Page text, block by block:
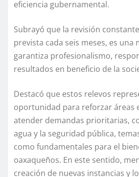
eficiencia gubernamental.
Subrayó que la revisión
prevista cada seis meses, es una
garantiza profesionalismo,
resultados en beneficio de la
Destacó que estos relevos
oportunidad para reforzar áreas
atender demandas prioritarias,
agua y la seguridad pública,
como fundamentales para el
oaxaqueños. En este sentido,
creación de nuevas instancias y